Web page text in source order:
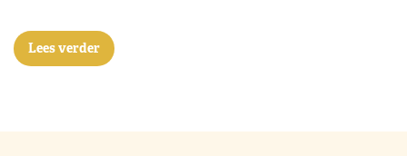
Lees verder